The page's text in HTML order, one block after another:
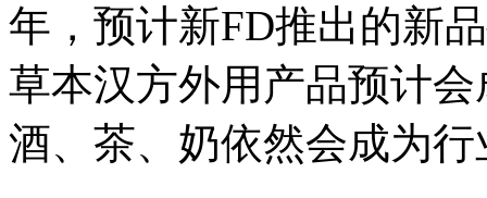
年，预计新FD推出的新
草本汉方外用产品预计
酒、茶、奶依然会成为